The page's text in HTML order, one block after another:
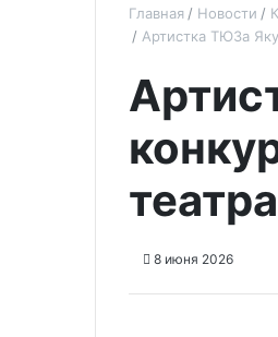
Главная Новости
Артистка ТЮЗа
8 июня 2026